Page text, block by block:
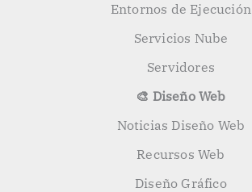
Entornos de Ejecución
Servicios Nube
Servidores
🎨 Diseño Web
Noticias Diseño Web
Recursos Web
Diseño Gráfico